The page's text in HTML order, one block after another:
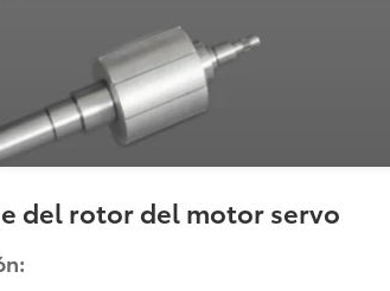
del rotor del motor servo